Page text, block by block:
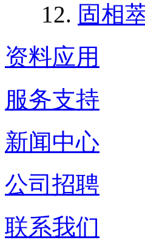
固相
资料应用
服务支持
新闻中心
公司招聘
联系我们